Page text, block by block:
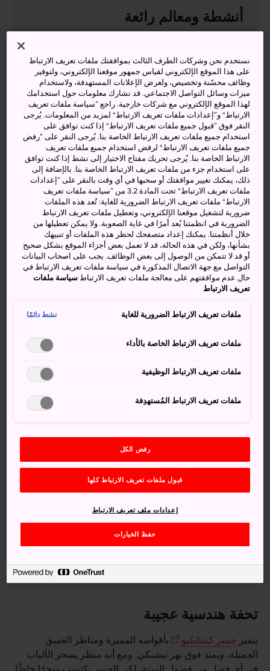
أنشطة ومعالم رائعة
قلعة إواكوني والإطلالات من فوق جبل شيروياما
تناول وجبة إواكوني سوشي، وهو نوعٌ محليٌ من
السوشي المضغوط
كيفية الوصول
يمكنك الوصول إلى مدينة إواكوني على متن القطار المحلي أو
قطار شينكانسن السريع، أو عبر المطار فائق السرعة.
يتوقف قطار سانيو شينكانسن عند محطة شين-إواكوني،
وتستغرق الرحلة من محطة شين-ياماغوتشي أقل من نصف
الساعة تقريبًا، أو حوالي 15 دقيقة من محطة هيروشيما. وكخيار
بديل، يمكنك ركوب القطار المحلي على خط سانيو الرئيسي
50 دقيقة. تقع المحطتان على جانبَي المدينة المتقابلَين؛ لذا
طريق الجو، تستغرق الرحلة حوالي 90 دقيقة من مطار هانيدا
أقواس جسر كينتايكيو الخاطفة للأبصار
تحفة هندسية عجيبة
يتميز جسر كينتايكيو
بأقواسه المميزة ومناظر الغسق
الجميلة، ويمتد فوق نهر نيشيكي. ومع أنه منظر يسحر الألباب
نستخدم نحن وشركات الطرف الثالث بموافقتك ملفات تعريف الارتباط
على هذا الموقع الإلكتروني لقياس جمهور موقعنا الإلكتروني، ولتوفير
وظائف محسّنة وتخصيص، ولعرض الإعلانات المستهدفة، ولاستخدام
ميزات وسائل التواصل الاجتماعي. قد نشارك معلومات حول استخدامك
لهذا الموقع الإلكتروني مع شركات خارجية. راجع ”سياسة ملفات تعريف
الارتباط“ و”إعدادات ملفات تعريف الارتباط“ لمزيد من المعلومات. يُرجى
النقر فوق ”قبول جميع ملفات تعريف الارتباط“ إذا كنت توافق على
استخدام جميع ملفات تعريف الارتباط الخاصة بنا. يُرجى النقر على ”رفض
جميع ملفات تعريف الارتباط“ لرفض استخدام جميع ملفات تعريف
الارتباط الخاصة بنا. يُرجى تحريك مفتاح الاختيار إلى نشط إذا كنت توافق
على استخدام جزء من ملفات تعريف الارتباط الخاصة بنا. بالإضافة إلى
ذلك، يمكنك تغيير موافقتك أو سحبها في أي وقت بالنقر على ”إعدادات
ملفات تعريف الارتباط“ تحت المادة 3.2 من ”سياسة ملفات تعريف
الارتباط“ ملفات تعريف الارتباط الضرورية للغاية: تُعد هذه الملفات
ضرورية لتشغيل موقعنا الإلكتروني، وتعطيل ملفات تعريف الارتباط
الضرورية في انظمتنا يُعد أمرًا في غاية الصعوبة. ولا يمكن تعطيلها من
خلال أنظمتنا. يمكنك إعداد متصفحك لحظر هذه الملفات أو تنبيهك
بشأنها، ولكن في هذه الحالة، قد لا تعمل بعض أجزاء الموقع بشكل صحيح
أو قد لا تتمكن من الوصول إلى بعض الوظائف. يجب على اصحاب البيانات
التواصل مع جهة الاتصال المذكورة في سياسة ملفات تعريف الارتباط في
حال عدم موافقتهم على معالجة ملفات تعريف الارتباطسياسة ملفات
تعريف الارتباط
ملفات تعريف الارتباط الضرورية للغاية نشط دائمًا
ملفات تعريف الارتباط الخاصة بالأداء
ملفات تعريف الارتباط الوظيفية
ملفات تعريف الارتباط المُستهدِفة
رفض الكل
قبول ملفات تعريف الارتباط كلها
حفظ الخيارات
إعدادات ملف تعريف الارتباط